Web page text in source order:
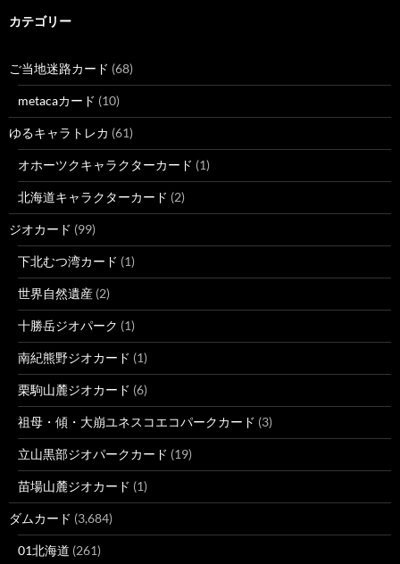
カテゴリー
ご当地迷路カード (68)
metacaカード (10)
ゆるキャラトレカ (61)
オホーツクキャラクターカード (1)
北海道キャラクターカード (2)
ジオカード (99)
下北むつ湾カード (1)
世界自然遺産 (2)
十勝岳ジオパーク (1)
南紀熊野ジオカード (1)
栗駒山麓ジオカード (6)
祖母・傾・大崩ユネスコエコパークカード (3)
立山黒部ジオパークカード (19)
苗場山麓ジオカード (1)
ダムカード (3,684)
01北海道 (261)